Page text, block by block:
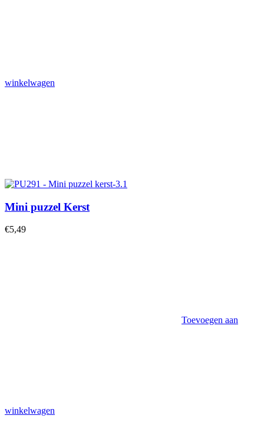
winkelwagen
Mini puzzel Kerst
€5,49
Toevoegen aan
winkelwagen